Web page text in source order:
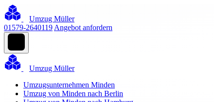
Umzug Müller
01579-2640119 Angebot anfordern
Umzug Müller
Umzugsunternehmen Minden
Umzug von Minden nach Berlin